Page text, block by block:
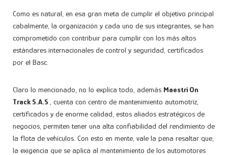
Como es natural, en esa gran meta de cumplir el objetivo principal
cabalmente, la organización y cada uno de sus integrantes, se han
comprometido con contribuir para cumplir con los más altos
estándares internacionales de control y seguridad, certificados
por el Basc.
Claro lo mencionado, no lo explica todo, además Maestri On
Track S.A.S ., cuenta con centro de mantenimiento automotriz,
certificados y de enorme calidad, estos aliados estratégicos de
negocios, permiten tener una alta confiabilidad del rendimiento de
la flota de vehículos. Con esto en mente, vale la pena resaltar que,
la exigencia que se aplica al mantenimiento de los automotores